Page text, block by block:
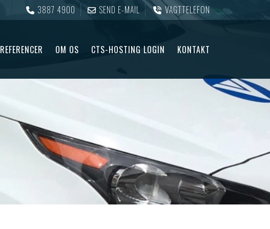
3887 4900 SEND E-MAIL VAGTTELEFON
REFERENCER OM OS CTS-HOSTING LOGIN KONTAKT